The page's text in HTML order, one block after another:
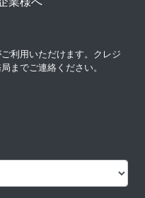
利用いただけます。クレジ
までご連絡ください。